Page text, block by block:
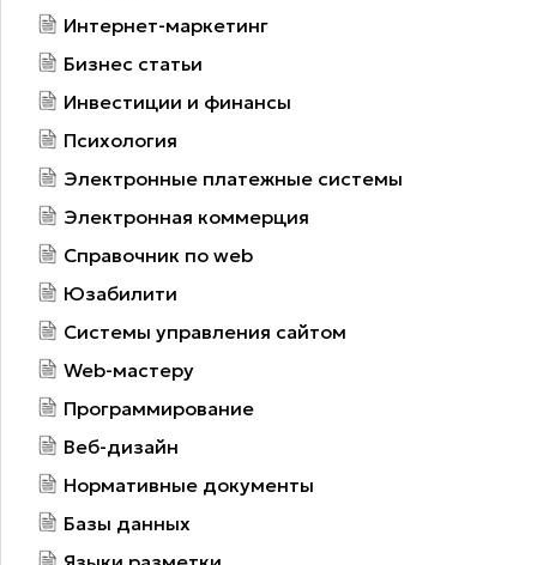
Интернет-маркетинг
Бизнес статьи
Инвестиции и финансы
Психология
Электронные платежные системы
Электронная коммерция
Справочник по web
Юзабилити
Системы управления сайтом
Web-мастеру
Программирование
Веб-дизайн
Нормативные документы
Базы данных